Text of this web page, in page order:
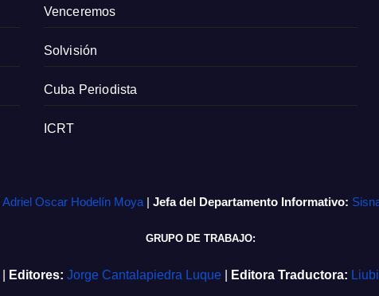
Venceremos
Solvisión
Cuba Periodista
ICRT
Adriel Oscar Hodelín Moya | Jefa del Departamento Informativo:
GRUPO DE TRABAJO:
Editores: Jorge Cantalapiedra Luque Editora Traductora: